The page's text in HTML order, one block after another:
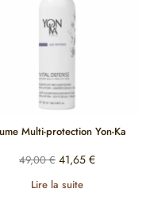
Multi-protection Yon-Ka
49,00€ 41,65 €
Lire la suite